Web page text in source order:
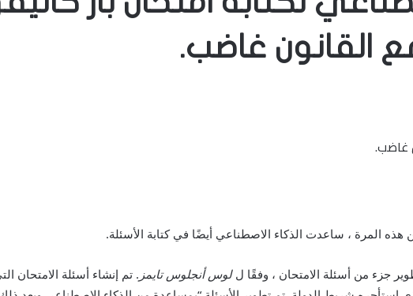
القانون غاضب.
المرة ، ساعدت الذكاء الاصطناعي أيضًا في كتابة الأسئلة.
جزء من أسئلة الامتحان ، وفقًا للوس أنجلوس تايمز . تم إنشاء أسئلة الامتحان